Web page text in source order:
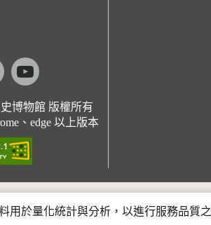
instagramyoutube
博物館 版權所有
、edge 以上版本
用於量化統計與分析，以進行服務品